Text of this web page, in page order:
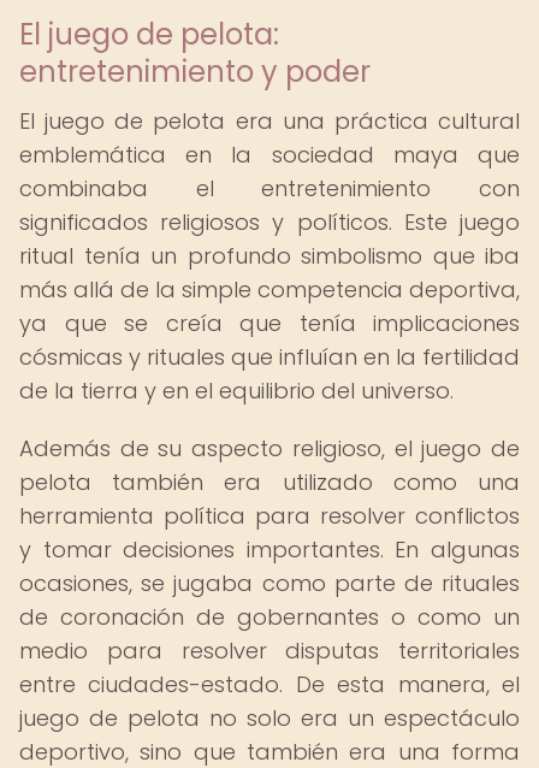
El juego de pelota:
entretenimiento y poder
El juego de pelota era una práctica cultural
emblemática en la sociedad maya que
combinaba el entretenimiento con
significados religiosos y políticos. Este juego
ritual tenía un profundo simbolismo que iba
más allá de la simple competencia deportiva,
ya que se creía que tenía implicaciones
cósmicas y rituales que influían en la fertilidad
de la tierra y en el equilibrio del universo.
Además de su aspecto religioso, el juego de
pelota también era utilizado como una
herramienta política para resolver conflictos
y tomar decisiones importantes. En algunas
ocasiones, se jugaba como parte de rituales
de coronación de gobernantes o como un
medio para resolver disputas territoriales
entre ciudades-estado. De esta manera, el
juego de pelota no solo era un espectáculo
deportivo, sino que también era una forma